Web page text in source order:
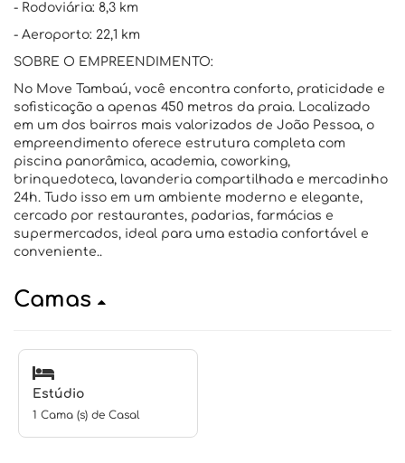
- Rodoviária: 8,3 km
- Aeroporto: 22,1 km
SOBRE O EMPREENDIMENTO:
No Move Tambaú, você encontra conforto, praticidade e
sofisticação a apenas 450 metros da praia. Localizado
em um dos bairros mais valorizados de João Pessoa, o
empreendimento oferece estrutura completa com
piscina panorâmica, academia, coworking,
brinquedoteca, lavanderia compartilhada e mercadinho
24h. Tudo isso em um ambiente moderno e elegante,
cercado por restaurantes, padarias, farmácias e
supermercados, ideal para uma estadia confortável e
conveniente..
Camas
Estúdio
1 Cama (s) de Casal